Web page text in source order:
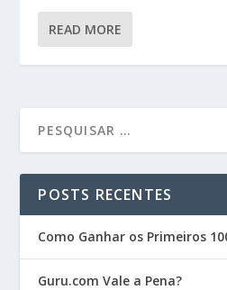
READ MORE
POSTS RECENTES
Como Ganhar os Primeiros
Guru.com Vale a Pena?